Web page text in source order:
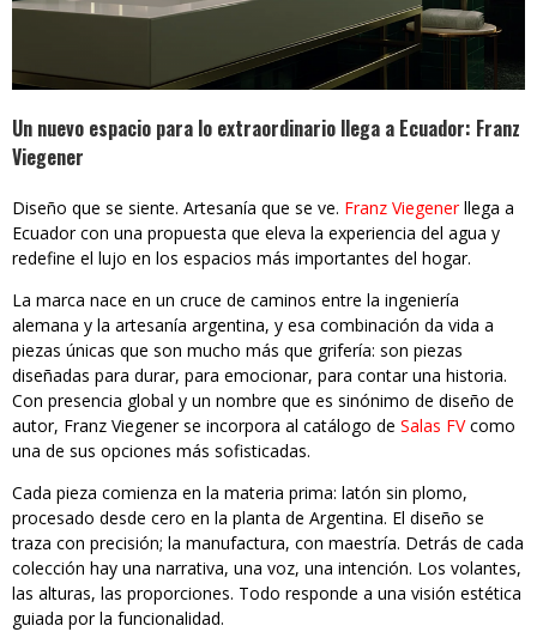
Un nuevo espacio para lo extraordinario llega a Ecuador: Franz
Viegener
Diseño que se siente. Artesanía que se ve. Franz Viegenerllega a
Ecuador con una propuesta que eleva la experiencia del agua y
redefine el lujo en los espacios más importantes del hogar.
La marca nace en un cruce de caminos entre la ingeniería
alemana y la artesanía argentina, y esa combinación da vida a
piezas únicas que son mucho más que grifería: son piezas
diseñadas para durar, para emocionar, para contar una historia.
Con presencia global y un nombre que es sinónimo de diseño de
autor, Franz Viegener se incorpora al catálogo de Salas FVcomo
una de sus opciones más sofisticadas.
Cada pieza comienza en la materia prima: latón sin plomo,
procesado desde cero en la planta de Argentina. El diseño se
traza con precisión; la manufactura, con maestría. Detrás de cada
colección hay una narrativa, una voz, una intención. Los volantes,
las alturas, las proporciones. Todo responde a una visión estética
guiada por la funcionalidad.